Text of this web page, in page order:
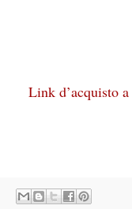
Link d’acquisto a